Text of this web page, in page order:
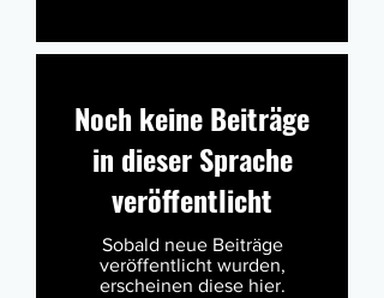
Noch keine Beiträge
in dieser Sprache
veröffentlicht
Sobald neue Beiträge
veröffentlicht wurden,
erscheinen diese hier.